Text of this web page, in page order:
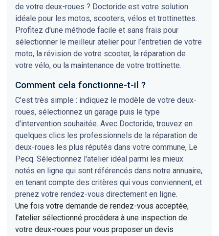
de votre deux-roues ? Doctoride est votre solution
idéale pour les motos, scooters, vélos et trottinettes.
Profitez d'une méthode facile et sans frais pour
sélectionner le meilleur atelier pour l’entretien de votre
moto, la révision de votre scooter, la réparation de
votre vélo, ou la maintenance de votre trottinette.
Comment cela fonctionne-t-il ?
C'est très simple : indiquez le modèle de votre deux-
roues, sélectionnez un garage puis le type
d'intervention souhaitée. Avec Doctoride, trouvez en
quelques clics les professionnels de la réparation de
deux-roues les plus réputés dans votre commune, Le
Pecq. Sélectionnez l'atelier idéal parmi les mieux
notés en ligne qui sont référencés dans notre annuaire,
en tenant compte des critères qui vous conviennent, et
prenez votre rendez-vous directement en ligne.
Une fois votre demande de rendez-vous acceptée,
l'atelier sélectionné procédera à une inspection de
votre deux-roues pour vous proposer un devis